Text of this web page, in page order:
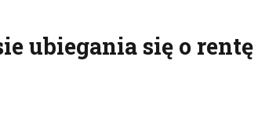
ubiegania się o rentę